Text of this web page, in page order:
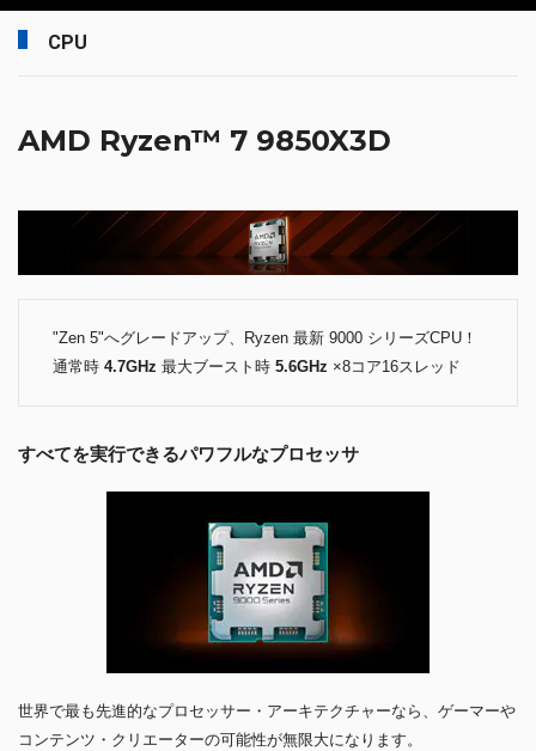
CPU
AMD Ryzen™ 7 9850X3D
"Zen 5"へグレードアップ、Ryzen 最新 9000 シリーズCPU！
通常時 4.7GHz 最大ブースト時 5.6GHz ×8コア16スレッド
すべてを実行できるパワフルなプロセッサ
世界で最も先進的なプロセッサー・アーキテクチャーなら、ゲーマーや
コンテンツ・クリエーターの可能性が無限大になります。